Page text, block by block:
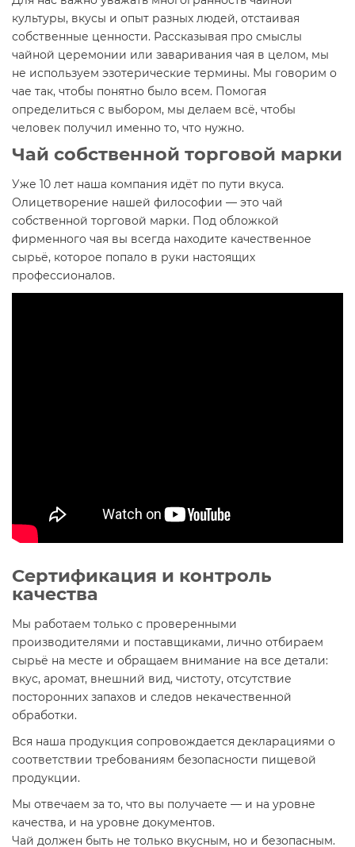
культуры, вкусы и опыт разных людей, отстаивая
собственные ценности. Рассказывая про смыслы
чайной церемонии или заваривания чая в целом, мы
не используем эзотерические термины. Мы говорим о
чае так, чтобы понятно было всем. Помогая
определиться с выбором, мы делаем всё, чтобы
человек получил именно то, что нужно.
Чай собственной торговой марки
Уже 10 лет наша компания идёт по пути вкуса.
Олицетворение нашей философии — это чай
собственной торговой марки. Под обложкой
фирменного чая вы всегда находите качественное
сырьё, которое попало в руки настоящих
профессионалов.
Сертификация и контроль
качества
Мы работаем только с проверенными
производителями и поставщиками, лично отбираем
сырьё на месте и обращаем внимание на все детали:
вкус, аромат, внешний вид, чистоту, отсутствие
посторонних запахов и следов некачественной
обработки.
Вся наша продукция сопровождается декларациями о
соответствии требованиям безопасности пищевой
продукции.
Мы отвечаем за то, что вы получаете — и на уровне
качества, и на уровне документов.
Чай должен быть не только вкусным, но и безопасным.